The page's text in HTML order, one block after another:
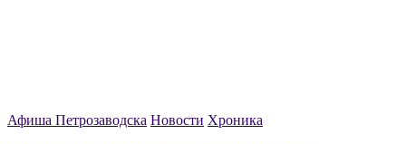
Афиша Петрозаводска Новости Хроника